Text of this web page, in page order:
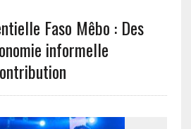
Faso Mêbo : Des
informelle